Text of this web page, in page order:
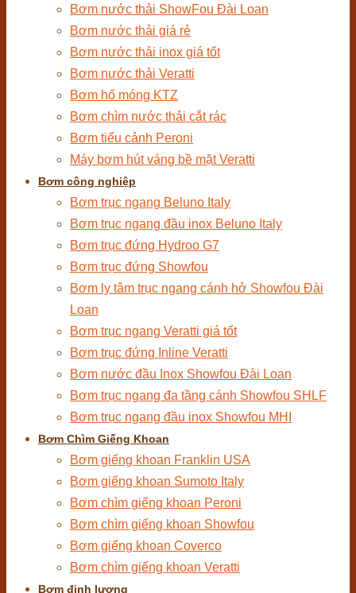
Bơm nước thải ShowFou Đài Loan
Bơm nước thải giá rẻ
Bơm nước thải inox giá tốt
Bơm nước thải Veratti
Bơm hố móng KTZ
Bơm chìm nước thải cắt rác
Bơm tiểu cảnh Peroni
Máy bơm hút váng bề mặt Veratti
Bơm công nghiệp
Bơm trục ngang Beluno Italy
Bơm trục ngang đầu inox Beluno Italy
Bơm trục đứng Hydroo G7
Bơm trục đứng Showfou
Bơm ly tâm trục ngang cánh hở Showfou Đài
Loan
Bơm trục ngang Veratti giá tốt
Bơm trục đứng Inline Veratti
Bơm nước đầu Inox Showfou Đài Loan
Bơm trục ngang đa tầng cánh Showfou SHLF
Bơm trục ngang đầu inox Showfou MHI
Bơm Chìm Giếng Khoan
Bơm giếng khoan Franklin USA
Bơm giếng khoan Sumoto Italy
Bơm chìm giếng khoan Peroni
Bơm chìm giếng khoan Showfou
Bơm giếng khoan Coverco
Bơm chìm giếng khoan Veratti
Bơm định lượng